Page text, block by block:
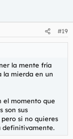
#19
la mente fría
la mierda en un
el momento que
son sus
si no quieres
definitivamente.